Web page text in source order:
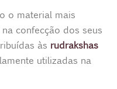
o material mais
confecção dos seus
às rudrakshas
utilizadas na